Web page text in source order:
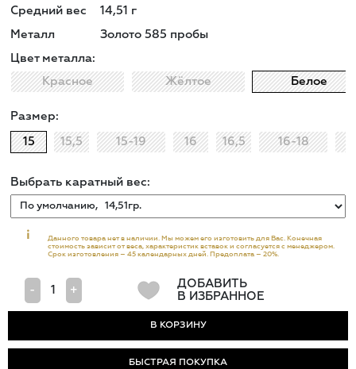
Средний вес 14,51 г
Металл Золото 585 пробы
Цвет металла:
Красное Жёлтое Белое
Размер:
15 15,5 15-19 16 16,5 16-18
Выбрать каратный вес:
i
Данного товара нет в наличии. Мы можем его изготовить для Вас. Конечная
стоимость зависит от веса, характеристик вставок и согласуется с менеджером.
Срок изготовления – 45 календарных дней. Предоплата – 20%.
- +
ДОБАВИТЬ
В ИЗБРАННОЕ
БЫСТРАЯ ПОКУПКА